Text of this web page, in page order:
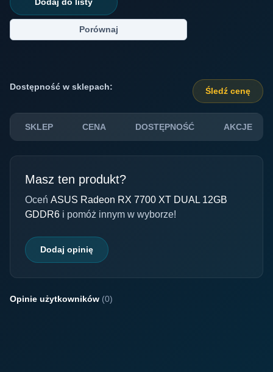
Porównaj
Dostępność w sklepach: Śledź cenę
SKLEP CENA DOSTĘPNOŚĆ AKCJE
Masz ten produkt?
Oceń ASUS Radeon RX 7700 XT DUAL 12GB
GDDR6 i pomóż innym w wyborze!
Dodaj opinię
Opinie użytkowników (0)